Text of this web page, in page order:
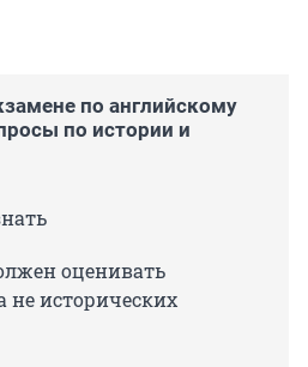
по английскому
по истории и
оценивать
не исторических